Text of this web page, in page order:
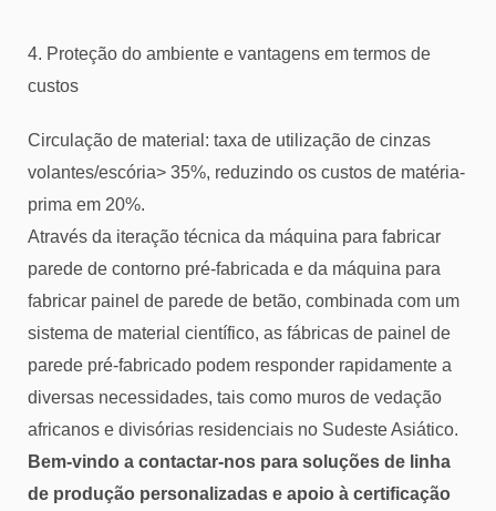
4. Proteção do ambiente e vantagens em termos de
custos
Circulação de material: taxa de utilização de cinzas
volantes/escória> 35%, reduzindo os custos de matéria-
prima em 20%.
Através da iteração técnica da máquina para fabricar
parede de contorno pré-fabricada e da máquina para
fabricar painel de parede de betão, combinada com um
sistema de material científico, as fábricas de painel de
parede pré-fabricado podem responder rapidamente a
diversas necessidades, tais como muros de vedação
africanos e divisórias residenciais no Sudeste Asiático.
Bem-vindo a contactar-nos para soluções de linha
de produção personalizadas e apoio à certificação